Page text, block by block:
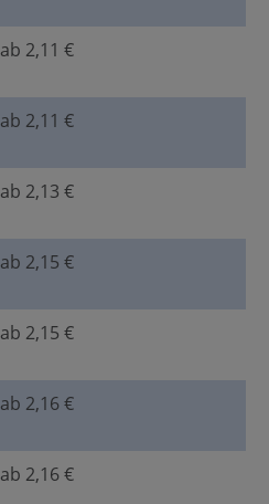
ab 2,11 €
ab 2,11 €
ab 2,13 €
ab 2,15 €
ab 2,15 €
ab 2,16 €
ab 2,16 €